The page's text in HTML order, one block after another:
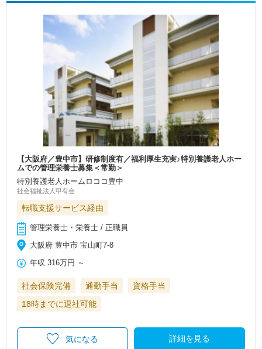
【大阪府／豊中市】研修制度有／福利厚生充実♪特別養護老人ホー
ムでの管理栄養士募集＜常勤＞
特別養護老人ホームロココ豊中
社会福祉法人甲有会
転職支援サービス経由
管理栄養士・栄養士 / 正職員
大阪府 豊中市 宝山町7-8
年収 316万円 ～
社会保険完備 通勤手当
資格手当
18時までに退社可能
詳細を見る
気になる